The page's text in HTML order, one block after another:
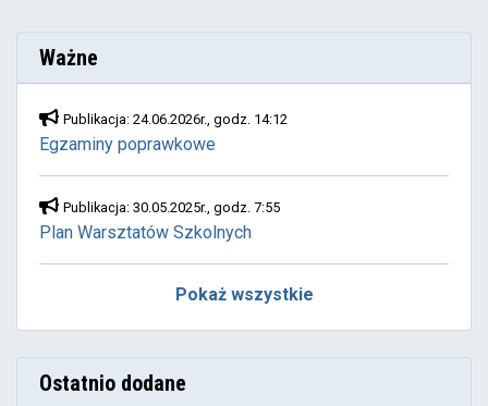
Ważne
Publikacja: 24.06.2026r., godz. 14:12
Egzaminy poprawkowe
Publikacja: 30.05.2025r., godz. 7:55
Plan Warsztatów Szkolnych
Pokaż wszystkie
Ostatnio dodane